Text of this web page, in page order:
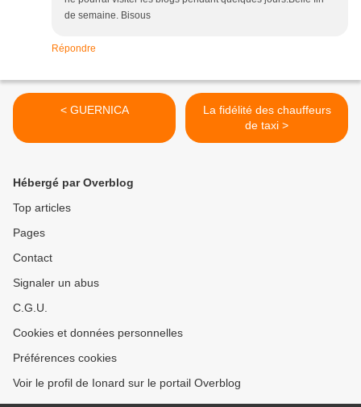
de semaine. Bisous
Répondre
< GUERNICA
La fidélité des chauffeurs
de taxi >
Hébergé par Overblog
Top articles
Pages
Contact
Signaler un abus
C.G.U.
Cookies et données personnelles
Préférences cookies
Voir le profil de Ionard sur le portail Overblog